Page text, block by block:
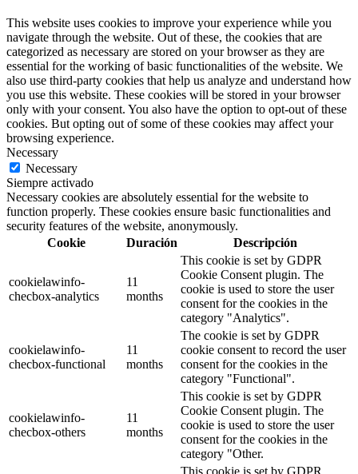
This website uses cookies to improve your experience while you
navigate through the website. Out of these, the cookies that are
categorized as necessary are stored on your browser as they are
essential for the working of basic functionalities of the website. We
also use third-party cookies that help us analyze and understand how
you use this website. These cookies will be stored in your browser
only with your consent. You also have the option to opt-out of these
cookies. But opting out of some of these cookies may affect your
browsing experience.
Necessary
Necessary
Siempre activado
Necessary cookies are absolutely essential for the website to
function properly. These cookies ensure basic functionalities and
security features of the website, anonymously.
Cookie
Duración Descripción
cookielawinfo-
checbox-analytics
11
months
This cookie is set by GDPR
Cookie Consent plugin. The
cookie is used to store the user
consent for the cookies in the
category "Analytics".
cookielawinfo-
checbox-functional
11
months
The cookie is set by GDPR
cookie consent to record the user
consent for the cookies in the
category "Functional".
cookielawinfo-
checbox-others
11
months
This cookie is set by GDPR
Cookie Consent plugin. The
cookie is used to store the user
consent for the cookies in the
category "Other.
This cookie is set by GDPR